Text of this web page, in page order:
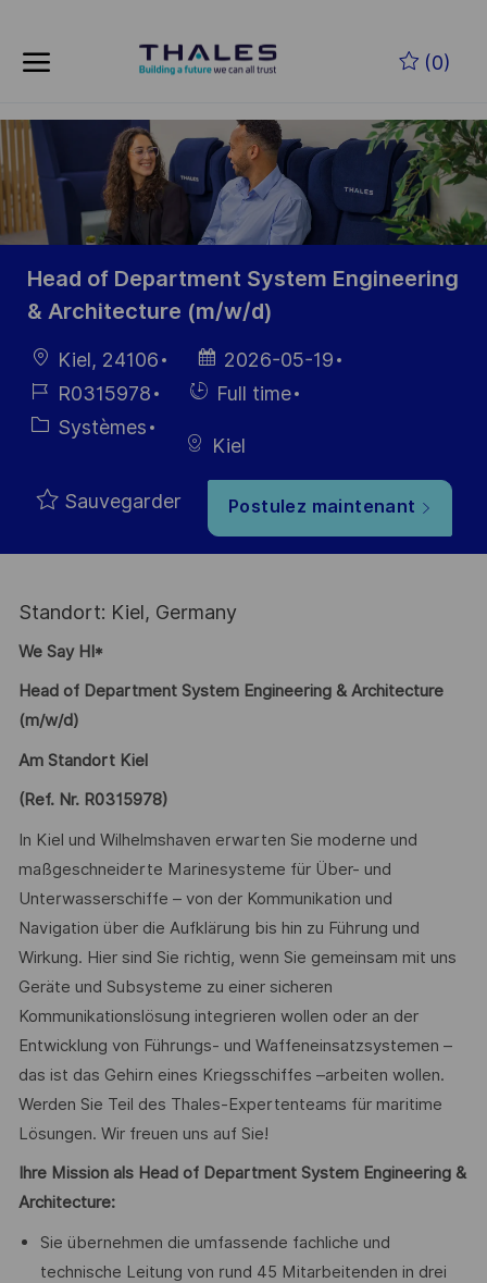
(0)
-
Head of Department System Engineering
& Architecture (m/w/d)
localisation
Kiel, 24106
Date
d’affichage
2026-05-19
Référence
du poste
R0315978
HiringFull time
Catégorie
Systèmes
Kiel
Sauvegarder Postulez maintenant
Standort: Kiel, Germany
We Say HI*
Head of Department System Engineering & Architecture
(m/w/d)
Am Standort Kiel
(Ref. Nr. R0315978)
In Kiel und Wilhelmshaven erwarten Sie moderne und
maßgeschneiderte Marinesysteme für Über- und
Unterwasserschiffe – von der Kommunikation und
Navigation über die Aufklärung bis hin zu Führung und
Wirkung. Hier sind Sie richtig, wenn Sie gemeinsam mit uns
Geräte und Subsysteme zu einer sicheren
Kommunikationslösung integrieren wollen oder an der
Entwicklung von Führungs- und Waffeneinsatzsystemen –
das ist das Gehirn eines Kriegsschiffes –arbeiten wollen.
Werden Sie Teil des Thales-Expertenteams für maritime
Lösungen. Wir freuen uns auf Sie!
Ihre Mission als Head of Department System Engineering &
Architecture:
Sie übernehmen die umfassende fachliche und
technische Leitung von rund 45 Mitarbeitenden in drei